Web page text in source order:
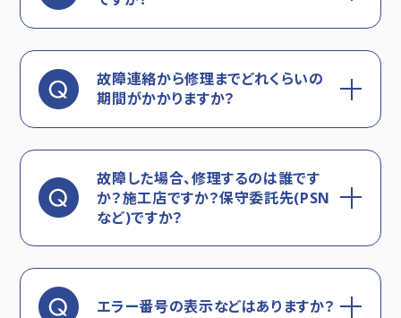
故障連絡から修理までどれくらいの
期間がかかりますか？
故障した場合、修理するのは誰です
か？施工店ですか？保守委託先(PSN
など)ですか？
エラー番号の表示などはありますか？